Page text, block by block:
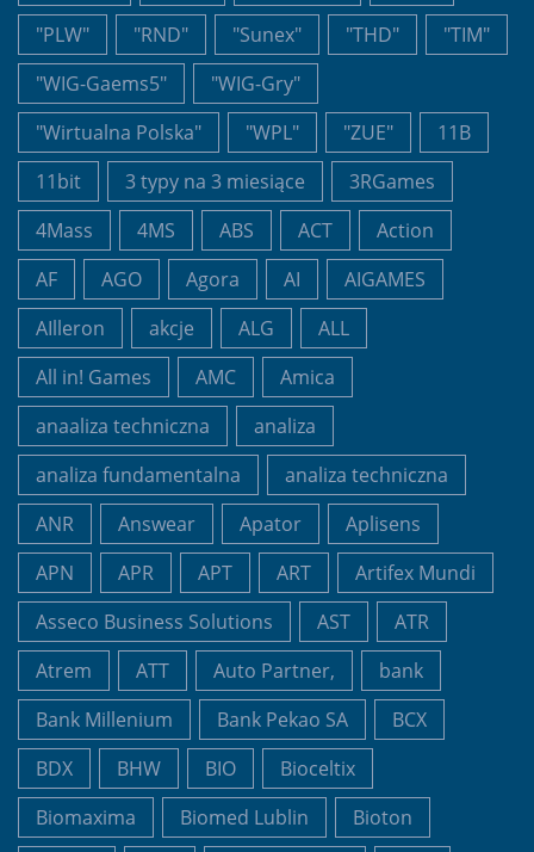
"PLW"
"RND" "Sunex" "THD"
"TIM"
"WIG-Gaems5"
"WIG-Gry"
"Wirtualna Polska"
"WPL" "ZUE"
11B
11bit
3 typy na 3 miesiące
3RGames
4Mass
4MS ABS ACT
Action
AF
AGO Agora AI
AIGAMES
AIlleron
akcje ALG
ALL
All in! Games
AMC
Amica
anaaliza techniczna
analiza
analiza fundamentalna
analiza techniczna
ANR
Answear Apator
Aplisens
APN
APR APT ART
Artifex Mundi
Asseco Business Solutions
AST
ATR
Atrem
ATT Auto Partner,
bank
Bank Millenium
Bank Pekao SA
BCX
BDX
BHW BIO
Bioceltix
Biomaxima
Biomed Lublin
Bioton